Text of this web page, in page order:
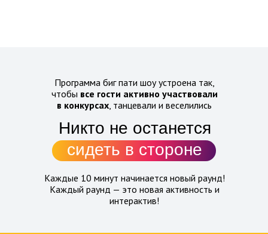
Никто не останется
сидеть в стороне
Программа биг пати шоу устроена так,
чтобы все гости активно участвовали
в конкурсах , танцевали и веселились
Каждые 10 минут начинается новый раунд!
Каждый раунд — это новая активность и
интерактив!